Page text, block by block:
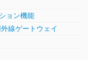
ョン機能
線ゲートウェイ